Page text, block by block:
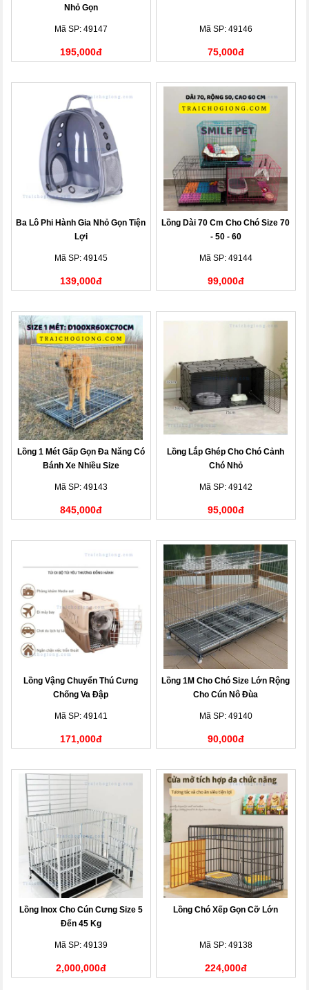
Nhỏ Gọn
Mã SP: 49147
195,000đ
Mã SP: 49146
75,000đ
Ba Lô Phi Hành Gia Nhỏ Gọn Tiện
Lợi
Mã SP: 49145
139,000đ
Lồng Dài 70 Cm Cho Chó Size 70
- 50 - 60
Mã SP: 49144
99,000đ
Lồng 1 Mét Gấp Gọn Đa Năng Có
Bánh Xe Nhiều Size
Mã SP: 49143
845,000đ
Lồng Lắp Ghép Cho Chó Cảnh
Chó Nhỏ
Mã SP: 49142
95,000đ
Lồng Vậng Chuyển Thú Cưng
Chống Va Đập
Mã SP: 49141
171,000đ
Lồng 1M Cho Chó Size Lớn Rộng
Cho Cún Nô Đùa
Mã SP: 49140
90,000đ
Lồng Inox Cho Cún Cưng Size 5
Đến 45 Kg
Mã SP: 49139
2,000,000đ
Lồng Chó Xếp Gọn Cỡ Lớn
Mã SP: 49138
224,000đ